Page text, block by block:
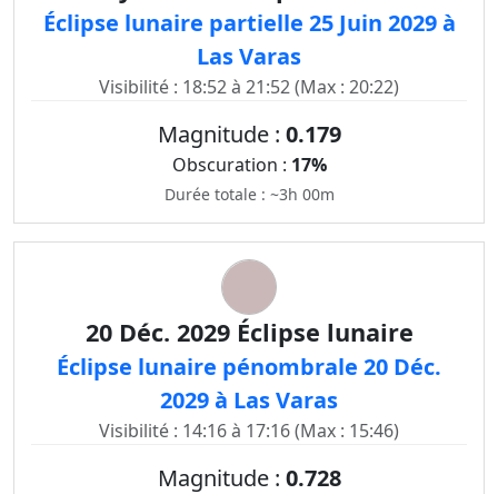
Éclipse lunaire partielle 25 Juin 2029 à
Las Varas
Visibilité : 18:52 à 21:52 (Max : 20:22)
Magnitude : 0.179
Obscuration : 17%
Durée totale : ~3h 00m
20 Déc. 2029 Éclipse lunaire
Éclipse lunaire pénombrale 20 Déc.
2029 à Las Varas
Visibilité : 14:16 à 17:16 (Max : 15:46)
Magnitude : 0.728